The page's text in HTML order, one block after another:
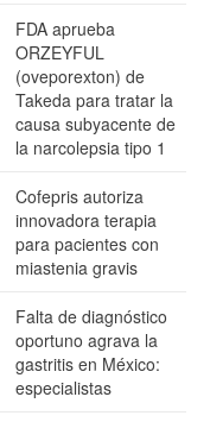
FDA aprueba
ORZEYFUL
(oveporexton) de
Takeda para tratar la
causa subyacente de
la narcolepsia tipo 1
Cofepris autoriza
innovadora terapia
para pacientes con
miastenia gravis
Falta de diagnóstico
oportuno agrava la
gastritis en México:
especialistas